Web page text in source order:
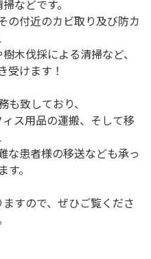
などです。
の付近のカビ取り及び防カ
木伐採による清掃など、
受けます！
も致しており、
ス用品の運搬、そして移
な患者様の移送なども承っ
す。
すので、ぜひご覧くださ